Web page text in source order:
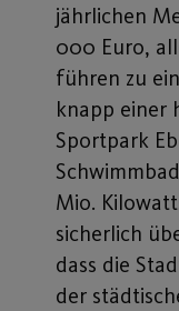
jährlichen
000 Euro,
führen zu
knapp einer
Sportpark
Mio.
sicherlich
dass die
der